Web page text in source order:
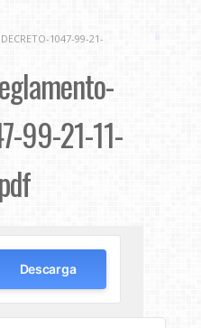
1047-99-21-
99-21-11-
Descarga